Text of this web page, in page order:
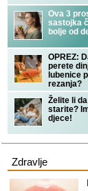
Ova 3
sastojka
bolje od
OPREZ:
perete
lubenice
rezanja?
Želite li
starite?
djece!
Zdravlje